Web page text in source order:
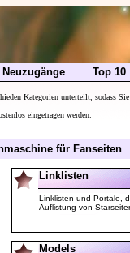
Neuzugänge Top 10
Kategorien unterteilt, sodass Sie
eingetragen werden.